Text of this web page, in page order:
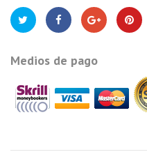
Medios de pago